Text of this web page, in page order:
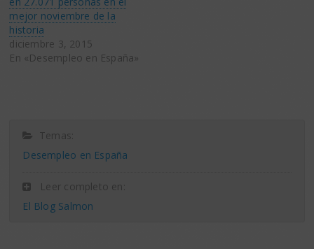
mejor noviembre de la
historia
diciembre 3, 2015
En «Desempleo en España»
Temas:
Desempleo en España
Leer completo en:
El Blog Salmon